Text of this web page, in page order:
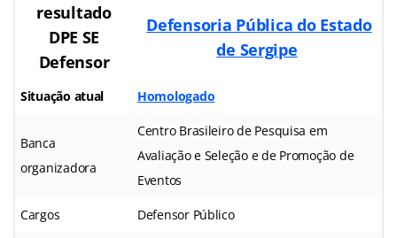
resultado
DPE SE
Defensor
Defensoria Pública do Estado
de Sergipe
Situação atual Homologado
Banca
organizadora
Centro Brasileiro de Pesquisa em
Avaliação e Seleção e de Promoção de
Eventos
Cargos Defensor Público